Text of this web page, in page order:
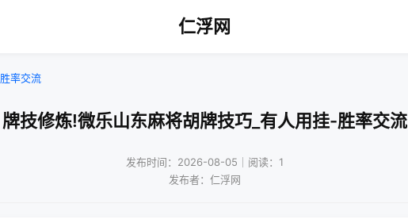
仁浮网
胜率交流
牌技修炼!微乐山东麻将胡牌技巧_有人用挂-胜率交流
发布时间：2026-08-05｜阅读：1
发布者：仁浮网